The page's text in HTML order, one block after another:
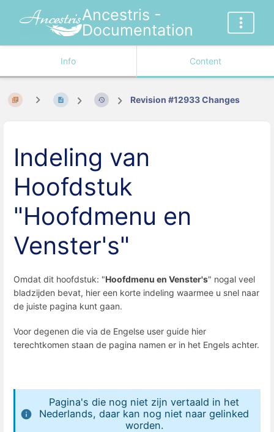
Ancestris -
Documentation
Info Content
Revision #12933 Changes
Indeling van
Hoofdstuk
"Hoofdmenu en
Venster's"
Omdat dit hoofdstuk: "Hoofdmenu en Venster's" nogal veel
bladzijden bevat, hier een korte indeling waarmee u snel naar
de juiste pagina kunt gaan.
Voor degenen die via de Engelse user guide hier
terechtkomen staan de pagina namen er in het Engels achter.
Pagina's die nog niet zijn vertaald in het
Nederlands, daar kan nog niet naar gelinked
worden.